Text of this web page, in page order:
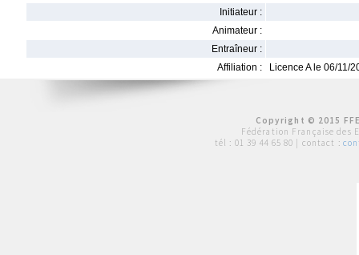
Initiateur :
Animateur :
Entraîneur :
Affiliation :
Licence A le 06/11/
Copyright © 2015
Fédération Française des
tél : 01 39 44 65 80 | contact :